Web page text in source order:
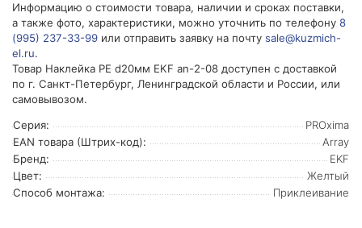
Информацию о стоимости товара, наличии и сроках поставки,
а также фото, характеристики, можно уточнить по телефону 8
(995) 237-33-99 или отправить заявку на почту sale@kuzmich-
el.ru.
Товар Наклейка PE d20мм EKF an-2-08 доступен с доставкой
по г. Санкт-Петербург, Ленинградской области и России, или
самовывозом.
Серия:
PROxima
EAN товара (Штрих-код):
Array
Бренд:
EKF
Цвет:
Желтый
Способ монтажа:
Приклеивание